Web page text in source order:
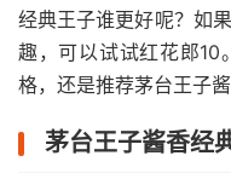
经典王子谁更好呢？如
趣，可以试试红花郎10
格，还是推荐茅台王子酱
茅台王子酱香经